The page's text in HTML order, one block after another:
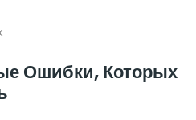
Ошибки, Которых